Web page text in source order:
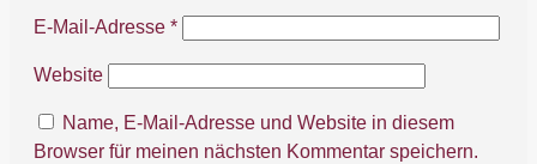
E-Mail-Adresse *
Website
Name, E-Mail-Adresse und Website in diesem
Browser für meinen nächsten Kommentar speichern.